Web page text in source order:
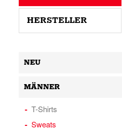
HERSTELLER
NEU
MÄNNER
T-Shirts
Sweats